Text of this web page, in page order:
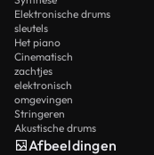
Elektronische drums
sleutels
Het piano
Cinematisch
zachtjes
elektronisch
omgevingen
Stringeren
Akustische drums
Afbeeldingen